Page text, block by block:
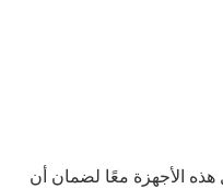
هذه الأجهزة معًا لضمان أن